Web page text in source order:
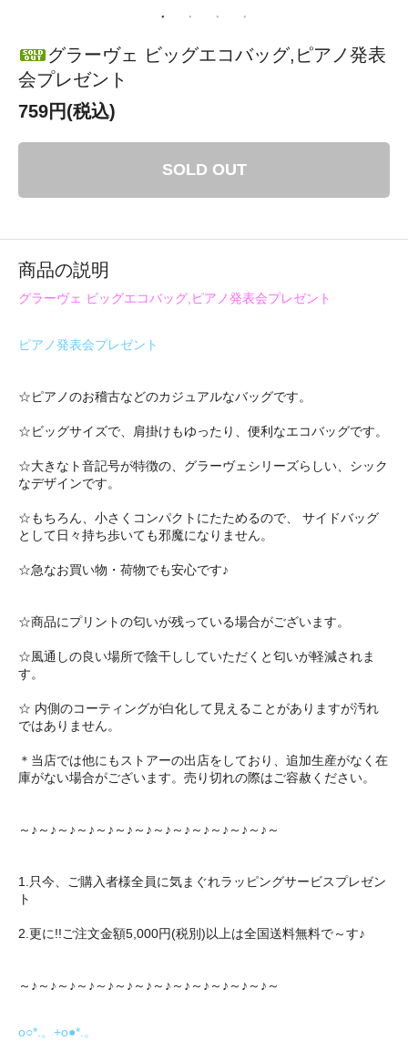
グラーヴェ ビッグエコバッグ,ピアノ発表
会プレゼント
759円(税込)
SOLD OUT
商品の説明
グラーヴェ ビッグエコバッグ,ピアノ発表会プレゼント
ピアノ発表会プレゼント
☆ピアノのお稽古などのカジュアルなバッグです。
☆ビッグサイズで、肩掛けもゆったり、便利なエコバッグです。
☆大きなト音記号が特徴の、グラーヴェシリーズらしい、シック
なデザインです。
☆もちろん、小さくコンパクトにたためるので、 サイドバッグ
として日々持ち歩いても邪魔になりません。
☆急なお買い物・荷物でも安心です♪
☆商品にプリントの匂いが残っている場合がございます。
☆風通しの良い場所で陰干ししていただくと匂いが軽減されま
す。
☆ 内側のコーティングが白化して見えることがありますが汚れ
ではありません。
＊当店では他にもストアーの出店をしており、追加生産がなく在
庫がない場合がございます。売り切れの際はご容赦ください。
～♪～♪～♪～♪～♪～♪～♪～♪～♪～♪～♪～♪～♪～
1.只今、ご購入者様全員に気まぐれラッピングサービスプレゼン
ト
2.更に!!ご注文金額5,000円(税別)以上は全国送料無料で～す♪
～♪～♪～♪～♪～♪～♪～♪～♪～♪～♪～♪～♪～♪～
o○*.。+o●*.。